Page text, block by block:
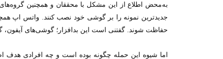
به‌محض اطلاع از این مشکل با محققان و همچنین
جدیدترین نمونه را بر گوشی خود نصب کنند. واتس اپ
حفاظت شوند. گفتنی است این بدافزار؛ گوشی‌های